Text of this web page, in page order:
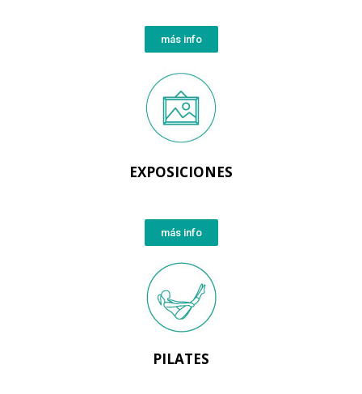
más info
EXPOSICIONES
más info
PILATES